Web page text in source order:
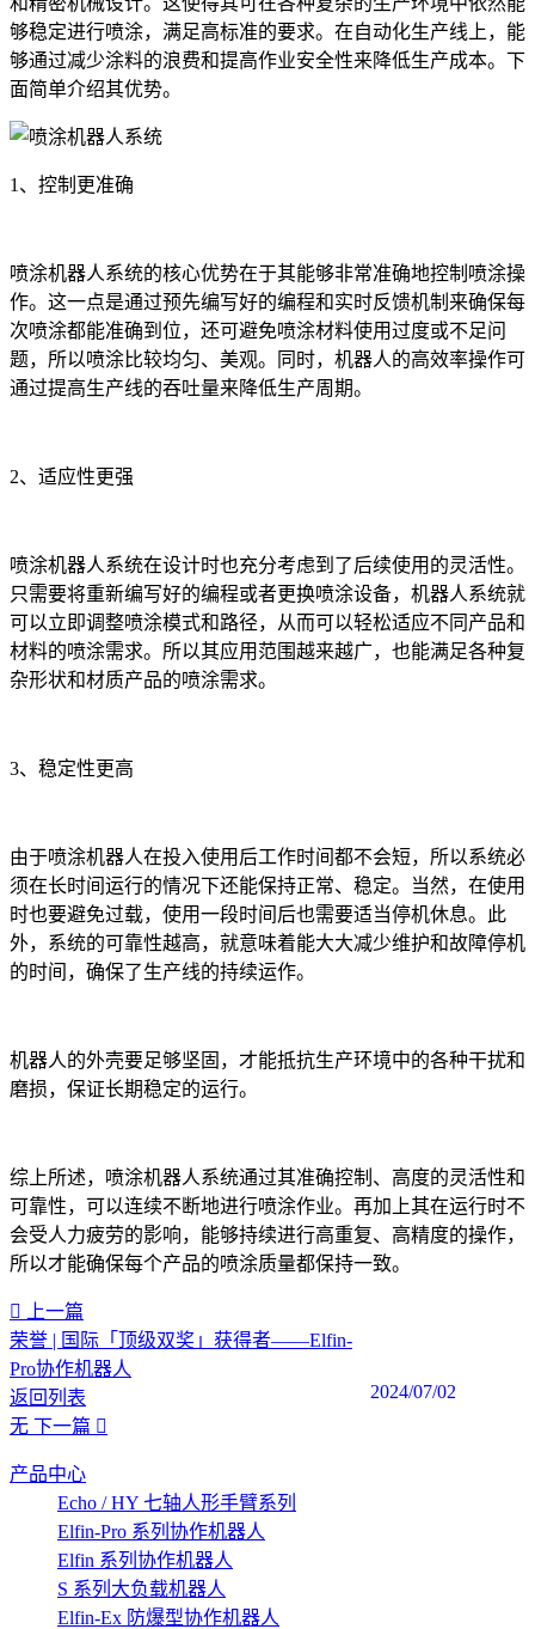
够稳定进行喷涂，满足高标准的要求。在自动化生产线上，能
够通过减少涂料的浪费和提高作业安全性来降低生产成本。下
面简单介绍其优势。
1、控制更准确
喷涂机器人系统的核心优势在于其能够非常准确地控制喷涂操
作。这一点是通过预先编写好的编程和实时反馈机制来确保每
次喷涂都能准确到位，还可避免喷涂材料使用过度或不足问
题，所以喷涂比较均匀、美观。同时，机器人的高效率操作可
通过提高生产线的吞吐量来降低生产周期。
2、适应性更强
喷涂机器人系统在设计时也充分考虑到了后续使用的灵活性。
只需要将重新编写好的编程或者更换喷涂设备，机器人系统就
可以立即调整喷涂模式和路径，从而可以轻松适应不同产品和
材料的喷涂需求。所以其应用范围越来越广，也能满足各种复
杂形状和材质产品的喷涂需求。
3、稳定性更高
由于喷涂机器人在投入使用后工作时间都不会短，所以系统必
须在长时间运行的情况下还能保持正常、稳定。当然，在使用
时也要避免过载，使用一段时间后也需要适当停机休息。此
外，系统的可靠性越高，就意味着能大大减少维护和故障停机
的时间，确保了生产线的持续运作。
机器人的外壳要足够坚固，才能抵抗生产环境中的各种干扰和
磨损，保证长期稳定的运行。
综上所述，喷涂机器人系统通过其准确控制、高度的灵活性和
可靠性，可以连续不断地进行喷涂作业。再加上其在运行时不
会受人力疲劳的影响，能够持续进行高重复、高精度的操作，
所以才能确保每个产品的喷涂质量都保持一致。‍
上一篇
荣誉 | 国际「顶级双奖」获得者——Elfin-
Pro协作机器人
2024/07/02
返回列表
无 下一篇
产品中心
Echo / HY 七轴人形手臂系列
Elfin-Pro 系列协作机器人
Elfin 系列协作机器人
S 系列大负载机器人
Elfin-Ex 防爆型协作机器人